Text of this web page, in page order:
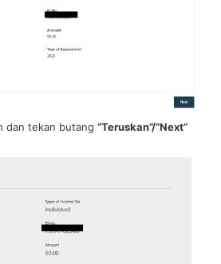
dan tekan butang “Teruskan”/”Next”